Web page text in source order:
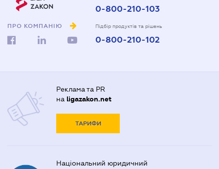
ПРО КОМПАНІЮ
0-800-210-103
Підбір продуктів та рішень
0-800-210-102
Реклама та PR
на ligazakon.net
ТАРИФИ
Національний юридичний